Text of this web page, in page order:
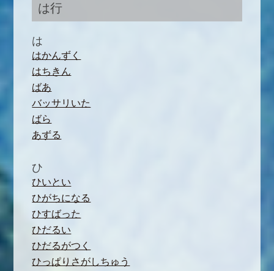
は行
は
はかんずく
はちきん
ばあ
バッサリいた
ばら
あずる
ひ
ひいとい
ひがちになる
ひすばった
ひだるい
ひだるがつく
ひっぱりさがしちゅう